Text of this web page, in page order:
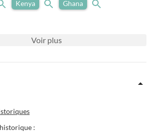
Kenya Ghana
Voir plus
: